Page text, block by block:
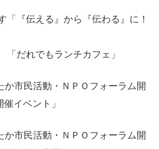
「『伝える』から『伝わる』に！
ンチカフェ」
か市民活動・ＮＰＯフォーラム開
催イベント」
か市民活動・ＮＰＯフォーラム開